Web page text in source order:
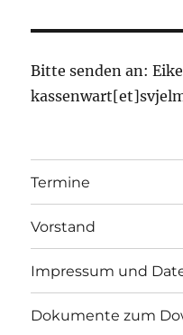
Bitte senden an:
Termine
Vorstand
Impressum und
Dokumente zum